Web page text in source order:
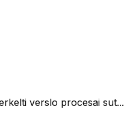
verslo procesai sut...